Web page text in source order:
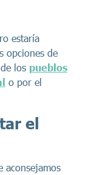
estaría
opciones de
los pueblos
o por el
el
aconsejamos